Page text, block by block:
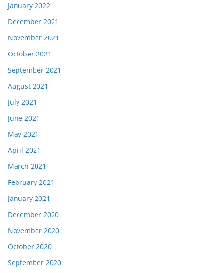
January 2022
December 2021
November 2021
October 2021
September 2021
August 2021
July 2021
June 2021
May 2021
April 2021
March 2021
February 2021
January 2021
December 2020
November 2020
October 2020
September 2020